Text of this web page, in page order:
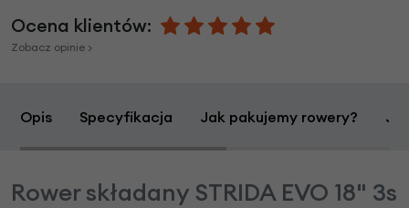
Ocena klientów:
Zobacz opinie >
Opis Specyfikacja Jak pakujemy rowery?
Rower składany STRIDA EVO 18" 3s